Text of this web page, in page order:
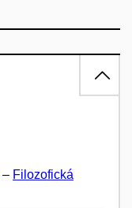
– Filozofická